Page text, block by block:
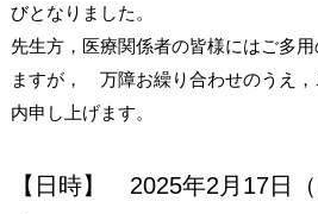
びとなりました。
先生方，医療関係者の皆様にはご多
ますが， 万障お繰り合わせのうえ，
内申し上げます。
【日時】 2025年2月17